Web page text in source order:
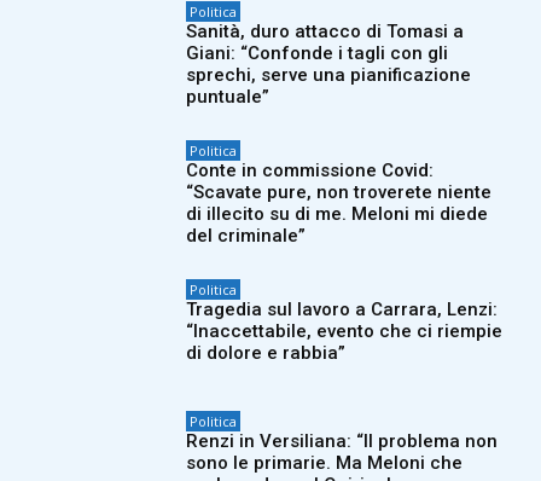
Politica
Sanità, duro attacco di Tomasi a
Giani: “Confonde i tagli con gli
sprechi, serve una pianificazione
puntuale”
Politica
Conte in commissione Covid:
“Scavate pure, non troverete niente
di illecito su di me. Meloni mi diede
del criminale”
Politica
Tragedia sul lavoro a Carrara, Lenzi:
“Inaccettabile, evento che ci riempie
di dolore e rabbia”
Politica
Renzi in Versiliana: “Il problema non
sono le primarie. Ma Meloni che